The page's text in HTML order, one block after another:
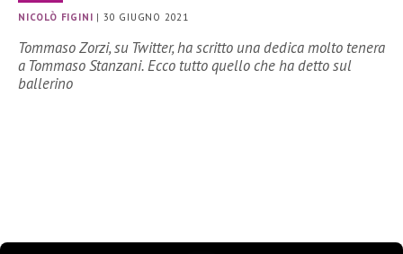
NICOLÒ FIGINI | 30 GIUGNO 2021
Tommaso Zorzi, su Twitter, ha scritto una dedica molto tenera
a Tommaso Stanzani. Ecco tutto quello che ha detto sul
ballerino